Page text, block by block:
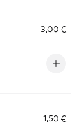
3,00 €
1,50 €